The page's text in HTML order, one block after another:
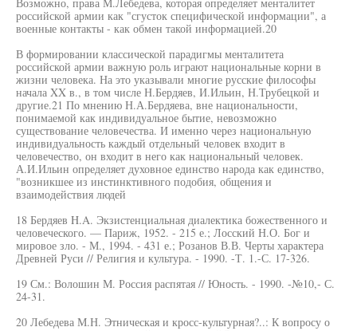
российской армии как "сгусток специфической информации", а
военные контакты - как обмен такой информацией.20
В формировании классической парадигмы менталитета
российской армии важную роль играют национальные корни в
жизни человека. На это указывали многие русские философы
начала XX в., в том числе Н.Бердяев, И.Ильин, Н.Трубецкой и
другие.21 По мнению Н.А.Бердяева, вне национальности,
понимаемой как индивидуальное бытие, невозможно
существование человечества. И именно через национальную
индивидуальность каждый отдельный человек входит в
человечество, он входит в него как национальный человек.
А.И.Ильин определяет духовное единство народа как единство,
"возникшее из инстинктивного подобия, общения и
взаимодействия людей
18 Бердяев H.A. Экзистенциальная диалектика божественного и
человеческого. — Париж, 1952. - 215 е.; Лосский Н.О. Бог и
мировое зло. - М., 1994. - 431 е.; Розанов В.В. Черты характера
Древней Руси // Религия и культура. - 1990. -Т. 1.-С. 17-326.
19 См.: Волошин М. Россия распятая // Юность. - 1990. -№10,- С.
24-31.
20 Лебедева М.Н. Этническая и кросс-культурная?..: К вопросу о